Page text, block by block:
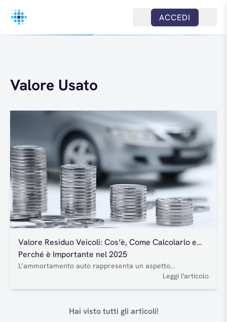
ACCEDI
Valore Usato
Valore Residuo Veicoli: Cos’è, Come Calcolarlo e
Perché è Importante nel 2025
L’ammortamento auto rappresenta un aspetto
fondamentale dell’industria automobilistica, fornendo
consumatori? L’ammortamento dei veicoli influenza ogni
parte dell’industria automobilistica, fornendo chiarezza
Leggi l'articolo
Hai visto tutti gli articoli!